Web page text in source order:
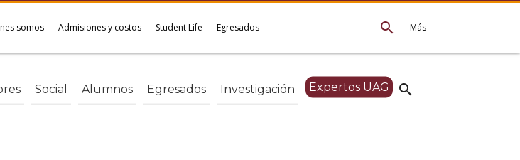
Más
search
somos Admisiones y costos Student Life Egresados
search
Social Alumnos Egresados Investigación Expertos UAG